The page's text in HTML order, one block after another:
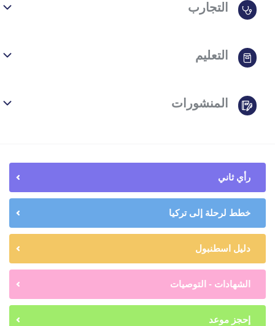
التجارب
التعليم
المنشورات
رأي ثاني
خطط لرحلة إلى تركيا
دليل اسطنبول
الشهادات - التوصيات
إحجز موعد